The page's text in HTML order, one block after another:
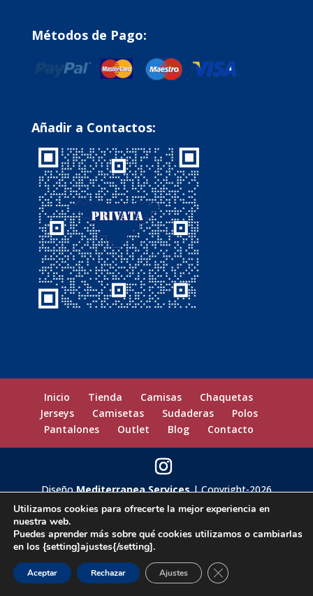
Métodos de Pago:
Añadir a Contactos:
Inicio Tienda Camisas
Chaquetas
Jerseys
Camisetas Sudaderas
Polos
Pantalones
Outlet Blog Contacto
DiseñoMediterranea Services| Copyright-2026
privatamoda.es
Utilizamos cookies para ofrecerte la mejor experiencia en
nuestra web.
Puedes aprender más sobre qué cookies utilizamos o cambiarlas
en los {setting]ajustes{/setting].
Aceptar Rechazar Ajustes Cerrar el banner de